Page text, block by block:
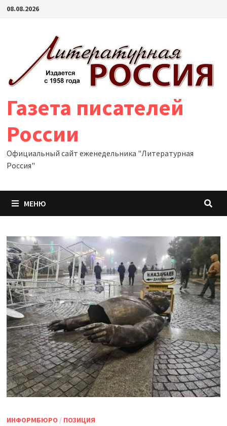
Перейти
08.08.2026
Газета писателей
России
Официальный сайт еженедельника "Литературная
Россия"
МЕНЮ
ИНФОРМБЮРО / ПОЗИЦИЯ